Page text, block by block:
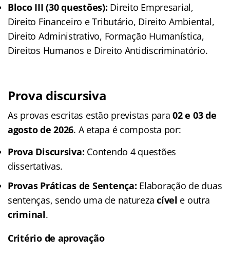
Bloco III (30 questões): Direito Empresarial,
Direito Financeiro e Tributário, Direito Ambiental,
Direito Administrativo, Formação Humanística,
Direitos Humanos e Direito Antidiscriminatório.
Prova discursiva
As provas escritas estão previstas para02 e 03 de
agosto de 2026. A etapa é composta por:
Prova Discursiva: Contendo 4 questões
dissertativas.
Provas Práticas de Sentença: Elaboração de duas
sentenças, sendo uma de naturezacível e outra
criminal.
Critério de aprovação